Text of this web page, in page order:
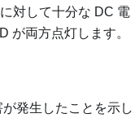
対して十分な DC 電
が両方点灯します。
発生したことを示し